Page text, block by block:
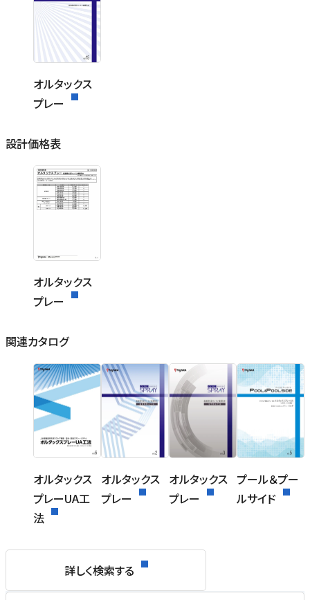
オルタックス
プレー
設計価格表
オルタックス
プレー
関連カタログ
オルタックス
プレーUA工
法
オルタックス
プレー
オルタックス
プレー
プール＆プー
ルサイド
詳しく検索する